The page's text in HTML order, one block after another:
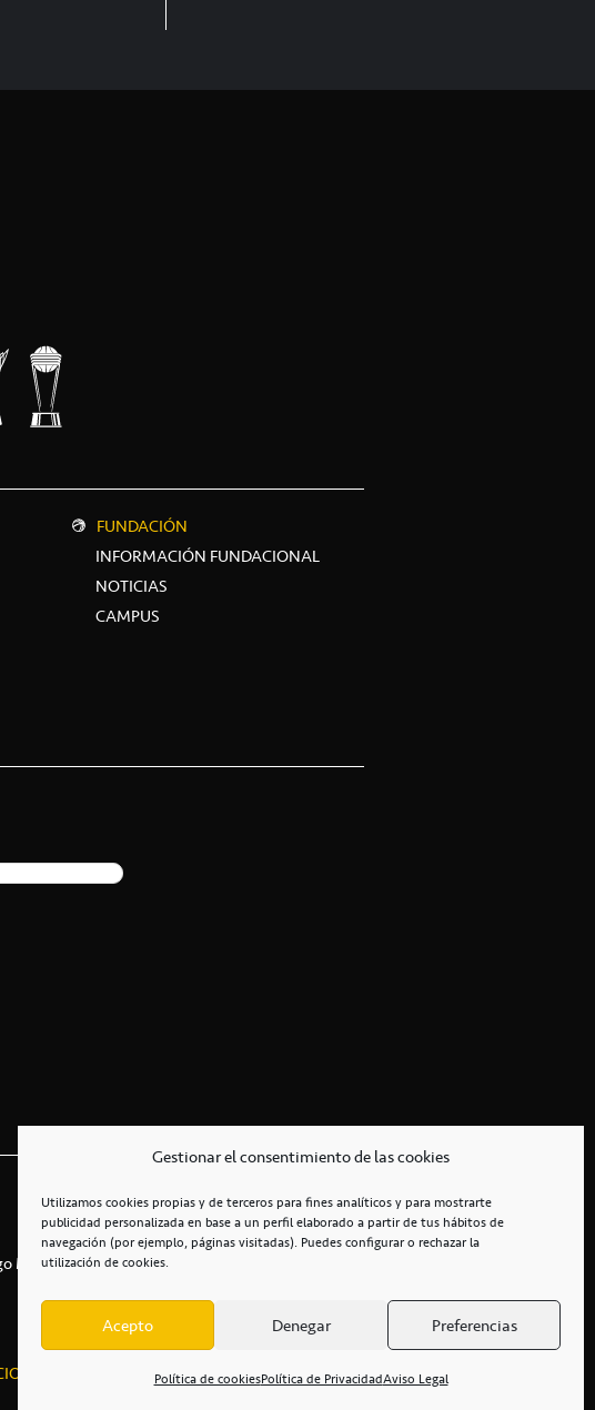
Gestionar el consentimiento de las cookies
Utilizamos cookies propias y de terceros para fines analíticos y para mostrarte
publicidad personalizada en base a un perfil elaborado a partir de tus hábitos de
navegación (por ejemplo, páginas visitadas). Puedes configurar o rechazar la
utilización de cookies.
Acepto Denegar Preferencias
Política de cookiesPolítica de PrivacidadAviso Legal
FUNDACIÓN
INFORMACIÓN FUNDACIONAL
NOTICIAS
CAMPUS
Martín
COMERCIALES / ACCESIBILIDAD